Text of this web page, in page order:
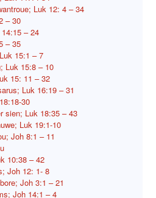
Luk 12: 4 – 34
– 30
– 24
– 35
15:1 – 7
Luk 15:8 – 10
15: 11 – 32
Luk 16:19 – 31
30
sien; Luk 18:35 – 43
Luk 19:1-10
Joh 8:1 – 11
10:38 – 42
Joh 12: 1- 8
Joh 3:1 – 21
Joh 14:1 – 4